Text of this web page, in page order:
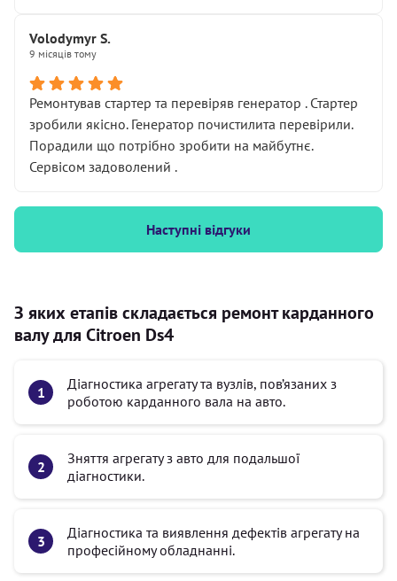
Volodymyr S.
9 місяців тому
Ремонтував стартер та перевіряв генератор . Стартер
зробили якісно. Генератор почистилита перевірили.
Порадили що потрібно зробити на майбутнє.
Сервісом задоволений .
Наступні відгуки
З яких етапів складається ремонт карданного
валу для Citroen Ds4
Діагностика агрегату та вузлів, пов’язаних з
роботою карданного вала на авто.
Зняття агрегату з авто для подальшої
діагностики.
Діагностика та виявлення дефектів агрегату на
професійному обладнанні.